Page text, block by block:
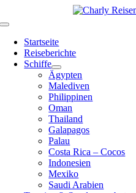
Inhalt
Toggle
NavigationStartseite
Reiseberichte
Schiffe
Ägypten
Malediven
Philippinen
Oman
Thailand
Galapagos
Palau
Costa Rica – Cocos
Indonesien
Mexiko
Saudi Arabien